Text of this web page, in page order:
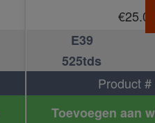
€25.00
E39
525tds
Product #
Toevoegen aan